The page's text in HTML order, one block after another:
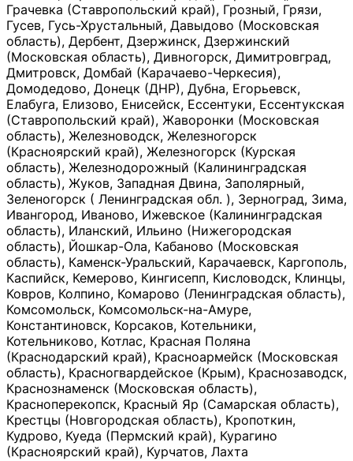
Грачевка (Ставропольский край), Грозный, Грязи,
Гусев, Гусь-Хрустальный, Давыдово (Московская
область), Дербент, Дзержинск, Дзержинский
(Московская область), Дивногорск, Димитровград,
Дмитровск, Домбай (Карачаево-Черкесия),
Домодедово, Донецк (ДНР), Дубна, Егорьевск,
Елабуга, Елизово, Енисейск, Ессентуки, Ессентукская
(Ставропольский край), Жаворонки (Московская
область), Железноводск, Железногорск
(Красноярский край), Железногорск (Курская
область), Железнодорожный (Калининградская
область), Жуков, Западная Двина, Заполярный,
Зеленогорск ( Ленинградская обл. ), Зерноград, Зима,
Ивангород, Иваново, Ижевское (Калининградская
область), Иланский, Ильино (Нижегородская
область), Йошкар-Ола, Кабаново (Московская
область), Каменск-Уральский, Карачаевск, Каргополь,
Каспийск, Кемерово, Кингисепп, Кисловодск, Клинцы,
Ковров, Колпино, Комарово (Ленинградская область),
Комсомольск, Комсомольск-на-Амуре,
Константиновск, Корсаков, Котельники,
Котельниково, Котлас, Красная Поляна
(Краснодарский край), Красноармейск (Московская
область), Красногвардейское (Крым), Краснозаводск,
Краснознаменск (Московская область),
Красноперекопск, Красный Яр (Самарская область),
Крестцы (Новгородская область), Кропоткин,
Кудрово, Куеда (Пермский край), Курагино
(Красноярский край), Курчатов, Лахта